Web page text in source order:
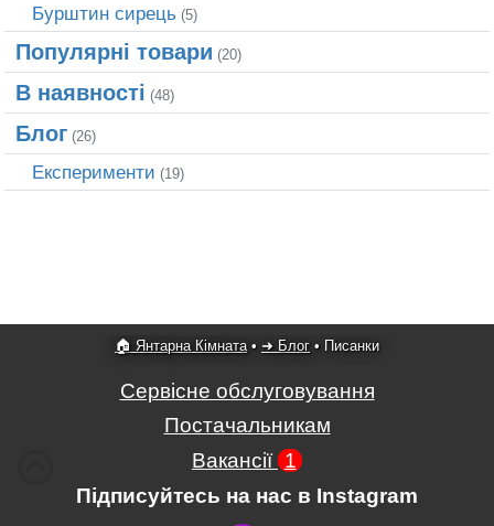
Бурштин сирець (5)
Популярні товари (20)
В наявності (48)
Блог (26)
Експерименти (19)
🏠 Янтарна Кімната• ➜ Блог • Писанки
Сервісне обслуговування
Постачальникам
Вакансії 1
Підписуйтесь на нас в Instagram